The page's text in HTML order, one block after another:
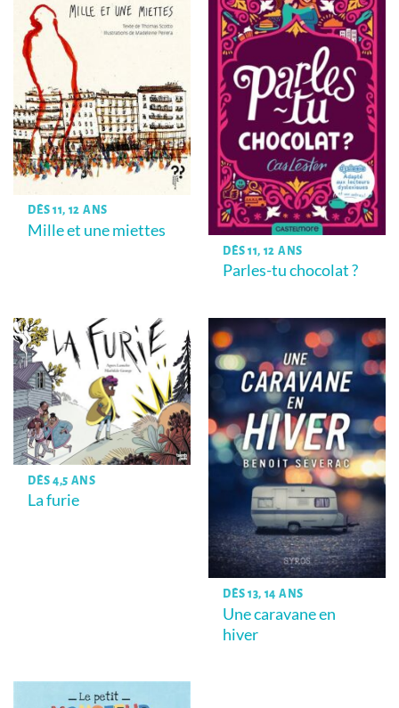
DÈS 11, 12 ANS
Mille et une miettes
DÈS 11, 12 ANS
Parles-tu chocolat ?
DÈS 4,5 ANS
La furie
DÈS 13, 14 ANS
Une caravane en
hiver